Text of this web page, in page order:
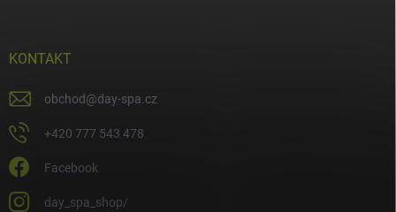
KONTAKT
obchod@day-spa.cz
+420 777 543 478
Facebook
day_spa_shop/